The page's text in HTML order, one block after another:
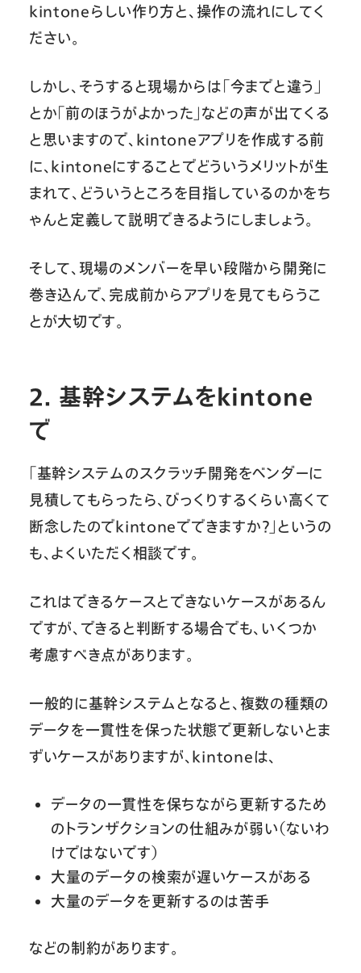
kintoneらしい作り方と、操作の流れにしてく
ださい。
しかし、そうすると現場からは「今までと違う」
とか「前のほうがよかった」などの声が出てくる
と思いますので、kintoneアプリを作成する前
に、kintoneにすることでどういうメリットが生
まれて、どういうところを目指しているのかをち
ゃんと定義して説明できるようにしましょう。
そして、現場のメンバーを早い段階から開発に
巻き込んで、完成前からアプリを見てもらうこ
とが大切です。
2. 基幹システムをkintone
で
「基幹システムのスクラッチ開発をベンダーに
見積してもらったら、びっくりするくらい高くて
断念したのでkintoneでできますか？」というの
も、よくいただく相談です。
これはできるケースとできないケースがあるん
ですが、できると判断する場合でも、いくつか
考慮すべき点があります。
一般的に基幹システムとなると、複数の種類の
データを一貫性を保った状態で更新しないとま
ずいケースがありますが、kintoneは、
データの一貫性を保ちながら更新するため
のトランザクションの仕組みが弱い（ないわ
けではないです）
大量のデータの検索が遅いケースがある
大量のデータを更新するのは苦手
などの制約があります。